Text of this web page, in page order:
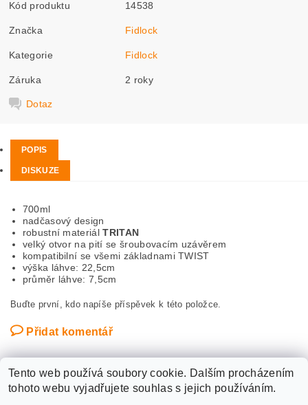
Kód produktu 14538
Značka Fidlock
Kategorie Fidlock
Záruka 2 roky
Dotaz
POPIS
DISKUZE
700ml
nadčasový design
robustní materiálTRITAN
velký otvor na pití se šroubovacím uzávěrem
kompatibilní se všemi základnami TWIST
výška láhve: 22,5cm
průměr láhve: 7,5cm
Buďte první, kdo napíše příspěvek k této položce.
Přidat komentář
Tento web používá soubory cookie. Dalším procházením
tohoto webu vyjadřujete souhlas s jejich používáním.